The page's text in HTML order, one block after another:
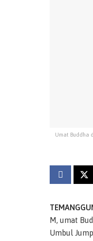
Umat Buddha
M, umat
Umbul